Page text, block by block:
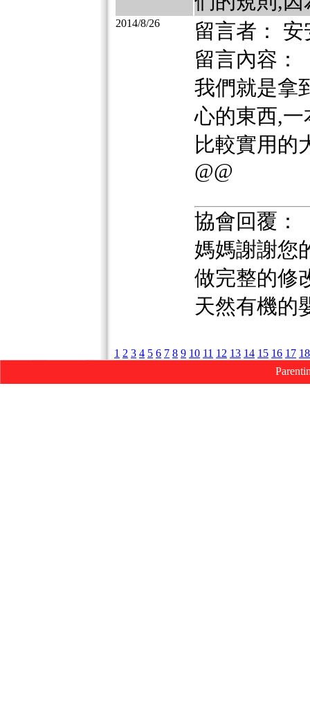
2014/8/26
留言者： 安
留言內容：
我們就是拿
心的東西,
比較實用的
@@
協會回覆：
媽媽謝謝您
做完整的修
天然有機的
1 2 3 4 5 6 7 8 9 10 11 12 13 14 15 16 17 18